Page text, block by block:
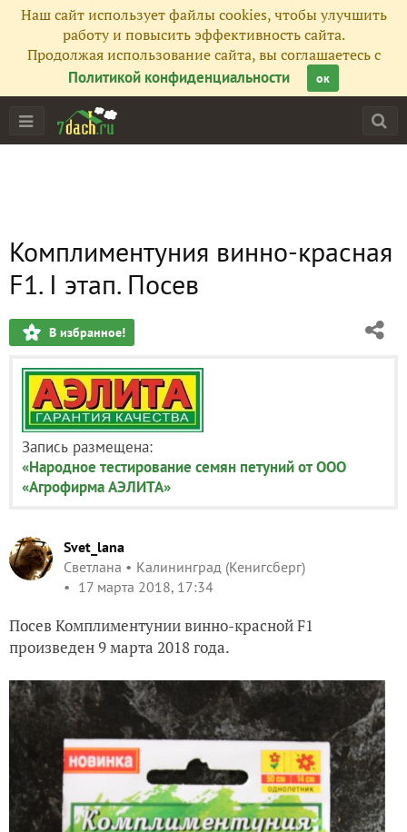
Наш сайт использует файлы cookies, чтобы улучшить
работу и повысить эффективность сайта.
Продолжая использование сайта, вы соглашаетесь с
Политикой конфиденциальности
ок
Комплиментуния винно-красная
F1. I этап. Посев
В избранное!
Запись размещена:
«Народное тестирование семян петуний от ООО
«Агрофирма АЭЛИТА»
Svet_lana
Светлана
Калининград (Кенигсберг)
17 марта 2018, 17:34
Посев Комплиментунии винно-краснойF1
произведен 9 марта 2018 года.